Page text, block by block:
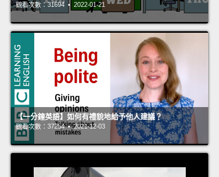
觀看次數：31694 • 2022-01-21
【一分鐘英語】如何有禮貌地給予他人建議？
觀看次數：37254 • 2021-12-03